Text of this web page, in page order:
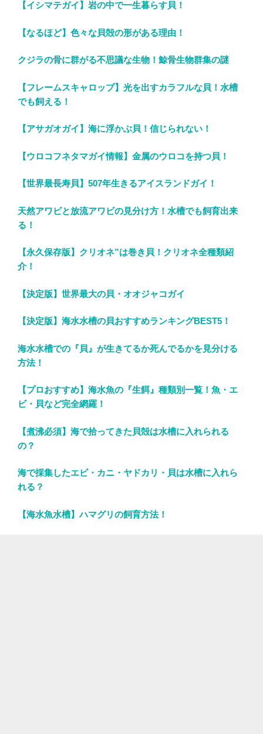
【イシマテガイ】岩の中で一生暮らす貝！
【なるほど】色々な貝殻の形がある理由！
クジラの骨に群がる不思議な生物！鯨骨生物群集の謎
【フレームスキャロップ】光を出すカラフルな貝！水槽
でも飼える！
【アサガオガイ】海に浮かぶ貝！信じられない！
【ウロコフネタマガイ情報】金属のウロコを持つ貝！
【世界最長寿貝】507年生きるアイスランドガイ！
天然アワビと放流アワビの見分け方！水槽でも飼育出来
る！
【永久保存版】クリオネ”は巻き貝！クリオネ全種類紹
介！
【決定版】世界最大の貝・オオジャコガイ
【決定版】海水水槽の貝おすすめランキングBEST5！
海水水槽での『貝』が生きてるか死んでるかを見分ける
方法！
【プロおすすめ】海水魚の『生餌』種類別一覧！魚・エ
ビ・貝など完全網羅！
【煮沸必須】海で拾ってきた貝殻は水槽に入れられる
の？
海で採集したエビ・カニ・ヤドカリ・貝は水槽に入れら
れる？
【海水魚水槽】ハマグリの飼育方法！